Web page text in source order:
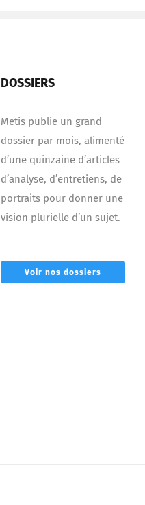
DOSSIERS
Metis publie un grand
dossier par mois, alimenté
d’une quinzaine d’articles
d’analyse, d’entretiens, de
portraits pour donner une
vision plurielle d’un sujet.
Voir nos dossiers